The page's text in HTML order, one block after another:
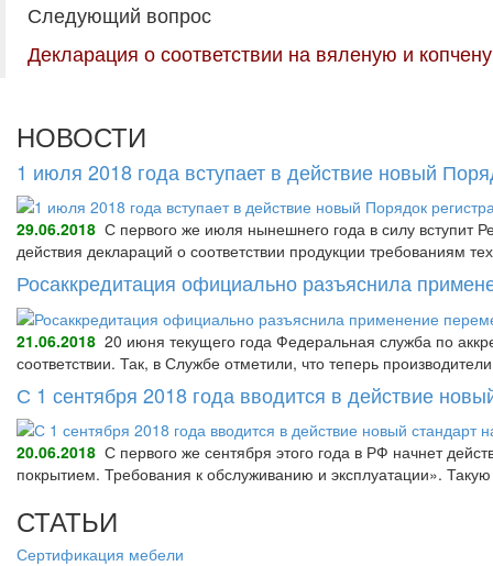
Следующий вопрос
Декларация о соответствии на вяленую и
НОВОСТИ
1 июля 2018 года вступает в действие новый
29.06.2018 С первого же июля нынешнего года в силу вступит
действия деклараций о соответствии продукции требованиям
Росаккредитация официально разъяснила
21.06.2018 20 июня текущего года Федеральная служба по
соответствии. Так, в Службе отметили, что теперь
С 1 сентября 2018 года вводится в действие
20.06.2018 С первого же сентября этого года в РФ начнет
покрытием. Требования к обслуживанию и эксплуатации».
СТАТЬИ
Сертификация мебели